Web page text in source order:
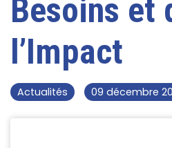
Besoins et
l’Impact
Actualités 09 décembre